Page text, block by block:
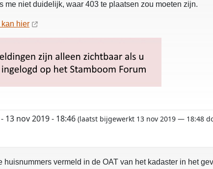
me niet duidelijk, waar 403 te plaatsen zou moeten zijn.
kan hier
- 13 nov 2019 - 18:46 (laatst bijgewerkt 13 nov 2019 — 18:48
huisnummers vermeld in de OAT van het kadaster in het